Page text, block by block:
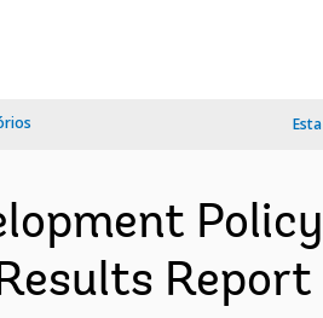
Report